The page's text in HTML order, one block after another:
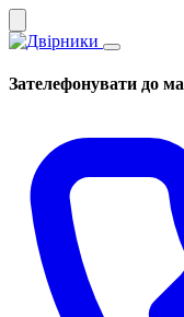
Зателефонувати до